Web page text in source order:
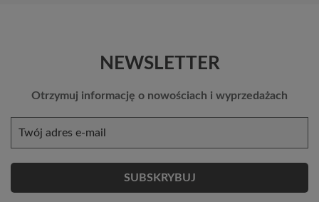
NEWSLETTER
Otrzymuj informację o nowościach i wyprzedażach